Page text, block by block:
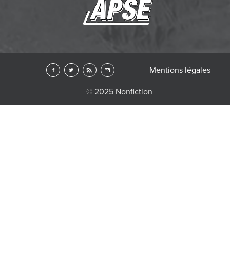
© 2025 Nonfiction
Mentions légales